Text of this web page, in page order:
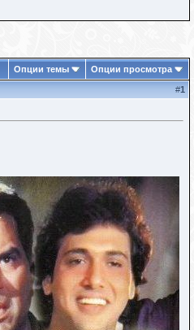
Опции темы Опции просмотра
#1